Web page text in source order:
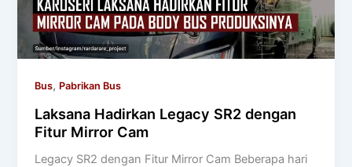
Bus, Pabrikan Bus
Laksana Hadirkan Legacy SR2 dengan
Fitur Mirror Cam
Legacy SR2 dengan Fitur Mirror Cam Beberapa hari